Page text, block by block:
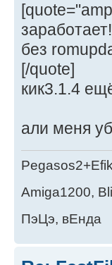
без
[/quote]
кик3.1.4
али меня
Amiga1200,
ПэЦэ, вЕнда